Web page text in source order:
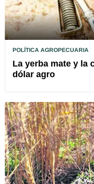
POLÍTICA AGROPECUARIA
La yerba mate y la
dólar agro